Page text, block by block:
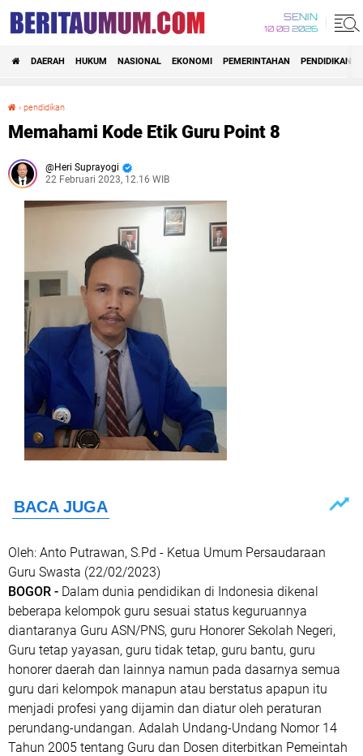
SENIN
10 08 2026
DAERAH HUKUM NASIONAL EKONOMI PEMERINTAHAN PENDIDIKAN
› pendidikan
Memahami Kode Etik Guru Point 8
Heri Suprayogi
22 Februari 2023, 12.16 WIB
Oleh: Anto Putrawan, S.Pd - Ketua Umum Persaudaraan
Guru Swasta (22/02/2023)
BOGOR - Dalam dunia pendidikan di Indonesia dikenal
beberapa kelompok guru sesuai status keguruannya
diantaranya Guru ASN/PNS, guru Honorer Sekolah Negeri,
Guru tetap yayasan, guru tidak tetap, guru bantu, guru
honorer daerah dan lainnya namun pada dasarnya semua
guru dari kelompok manapun atau berstatus apapun itu
menjadi profesi yang dijamin dan diatur oleh peraturan
perundang-undangan. Adalah Undang-Undang Nomor 14
Tahun 2005 tentang Guru dan Dosen diterbitkan Pemeintah